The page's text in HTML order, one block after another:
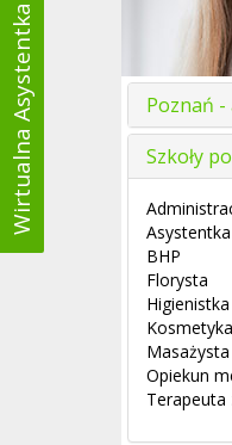
Poznań
Szkoły
BHP
Florysta
Kosmetyka
Masażysta
Opiekun
Wirtualna Asystentka